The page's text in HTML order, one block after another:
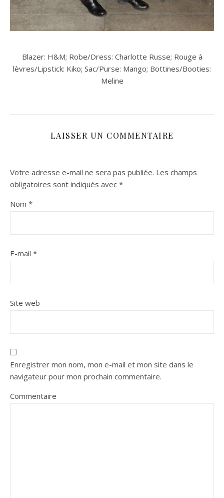
Blazer: H&M; Robe/Dress: Charlotte Russe; Rouge à
lèvres/Lipstick: Kiko; Sac/Purse: Mango; Bottines/Booties:
Meline
LAISSER UN COMMENTAIRE
Votre adresse e-mail ne sera pas publiée. Les champs
obligatoires sont indiqués avec *
Nom *
E-mail *
Site web
Enregistrer mon nom, mon e-mail et mon site dans le
navigateur pour mon prochain commentaire.
Commentaire